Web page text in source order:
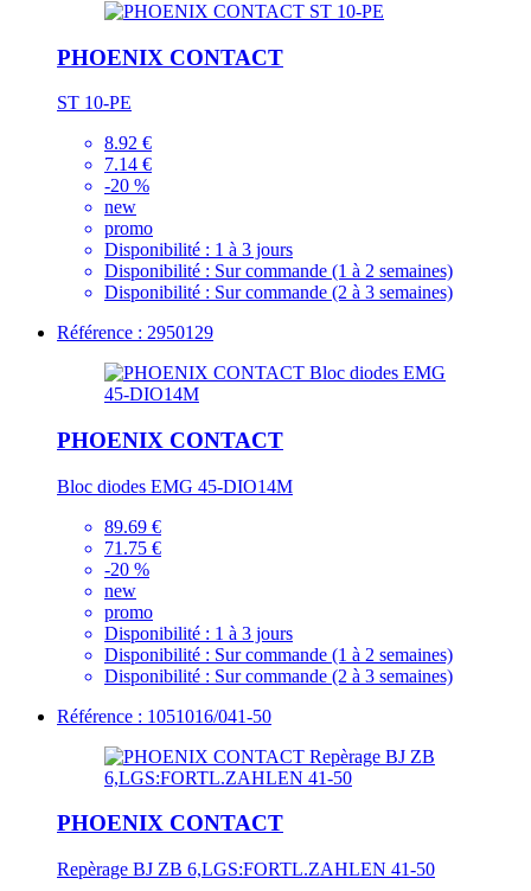
PHOENIX CONTACT
ST 10-PE
8.92 €
7.14 €
-20 %
new
promo
Disponibilité : 1 à 3 jours
Disponibilité : Sur commande (1 à 2 semaines)
Disponibilité : Sur commande (2 à 3 semaines)
Référence : 2950129
PHOENIX CONTACT
Bloc diodes EMG 45-DIO14M
89.69 €
71.75 €
-20 %
new
promo
Disponibilité : 1 à 3 jours
Disponibilité : Sur commande (1 à 2 semaines)
Disponibilité : Sur commande (2 à 3 semaines)
Référence : 1051016/041-50
PHOENIX CONTACT
Repèrage BJ ZB 6,LGS:FORTL.ZAHLEN 41-50